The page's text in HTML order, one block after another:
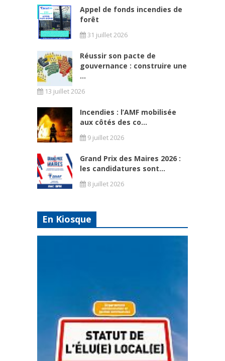
Appel de fonds incendies de
forêt
31 juillet 2026
Réussir son pacte de
gouvernance : construire une
...
13 juillet 2026
Incendies : l’AMF mobilisée
aux côtés des co...
9 juillet 2026
Grand Prix des Maires 2026 :
les candidatures sont...
8 juillet 2026
En Kiosque